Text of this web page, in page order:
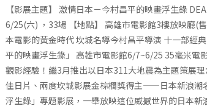
【影展主題】 激情日本－今村昌平的映畫浮生錄
6/25(六) ，33場 【地點】 高雄市電影館3樓放映廳(
本電影的黃金時代 坎城名導今村昌平導演 十一部經
平的映畫浮生錄」 高雄市電影館6/7~6/25 35毫米電
觀影經驗！繼3月推出以日本311大地震為主題策展
佳日片、兩度坎城影展金棕櫚獎得主——日本新浪潮
浮生錄」專題影展，一舉放映這位威撼世界的日本